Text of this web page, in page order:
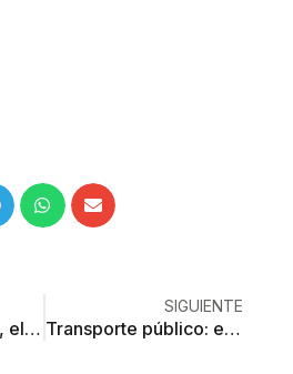
Miguel Hernández, el poeta amargo, heroico y beligerante
SIGUIENTE
Transporte público: el negocio impune